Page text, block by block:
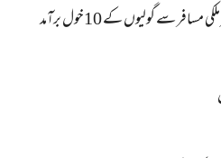
سے گولیوں کے 10خول برآمد